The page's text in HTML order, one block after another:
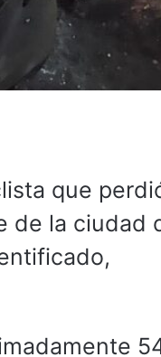
que
de la ciudad